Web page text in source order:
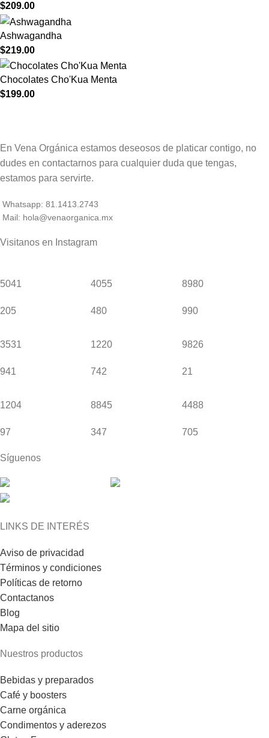
$209.00
Ashwagandha
$219.00
Chocolates Cho'Kua Menta
$199.00
En Vena Orgánica estamos deseosos de platicar contigo, no
dudes en contactarnos para cualquier duda que tengas,
estamos para servirte.
Whatsapp: 81.1413.2743
Mail: hola@venaorganica.mx
Visitanos en Instagram
5041
205
4055
480
8980
990
3531
941
1220
742
9826
21
1204
97
8845
347
4488
705
Síguenos
LINKS DE INTERÉS
Aviso de privacidad
Términos y condiciones
Políticas de retorno
Contactanos
Blog
Mapa del sitio
Nuestros productos
Bebidas y preparados
Café y boosters
Carne orgánica
Condimentos y aderezos